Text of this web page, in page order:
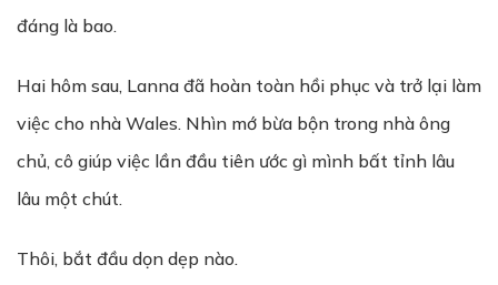
đáng là bao.
Hai hôm sau, Lanna đã hoàn toàn hồi phục và trở lại làm
việc cho nhà Wales. Nhìn mớ bừa bộn trong nhà ông
chủ, cô giúp việc lần đầu tiên ước gì mình bất tỉnh lâu
lâu một chút.
Thôi, bắt đầu dọn dẹp nào.